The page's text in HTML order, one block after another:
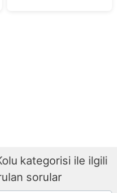
kategorisi ile ilgili
sorular